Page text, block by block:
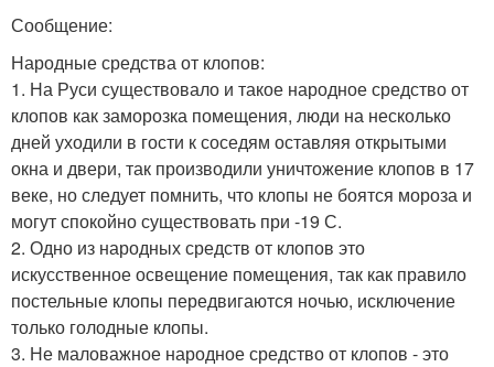
Сообщение:
Народные средства от клопов:
1. На Руси существовало и такое народное средство от
клопов как заморозка помещения, люди на несколько
дней уходили в гости к соседям оставляя открытыми
окна и двери, так производили уничтожение клопов в 17
веке, но следует помнить, что клопы не боятся мороза и
могут спокойно существовать при -19 С.
2. Одно из народных средств от клопов это
искусственное освещение помещения, так как правило
постельные клопы передвигаются ночью, исключение
только голодные клопы.
3. Не маловажное народное средство от клопов - это